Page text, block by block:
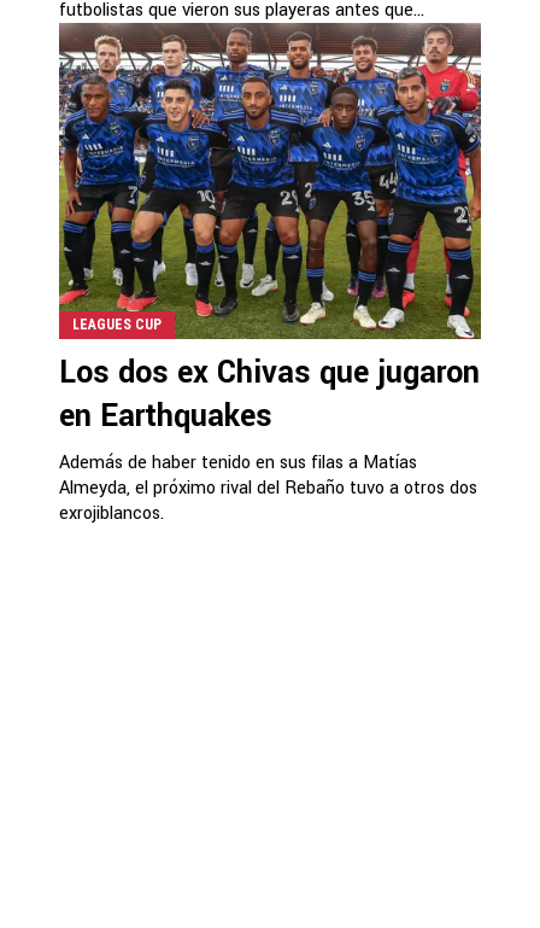
futbolistas que vieron sus playeras antes que...
LEAGUES CUP
Los dos ex Chivas que jugaron
en Earthquakes
Además de haber tenido en sus filas a Matías
Almeyda, el próximo rival del Rebaño tuvo a otros dos
exrojiblancos.